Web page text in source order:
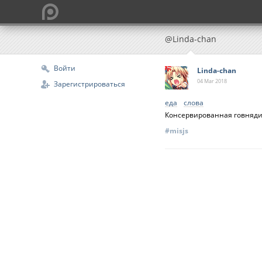
@Linda-chan
Войти
Зарегистрироваться
Linda-chan
04 Mar2018
еда
слова
Консервированная
#misjs